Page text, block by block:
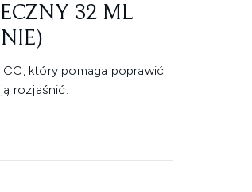
32 ML
który pomaga poprawić
rozjaśnić.